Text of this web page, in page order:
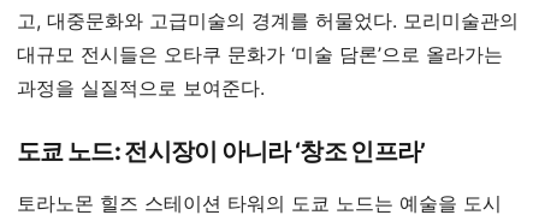
고, 대중문화와 고급미술의 경계를 허물었다. 모리미술관의
대규모 전시들은 오타쿠 문화가 ‘미술 담론’으로 올라가는
과정을 실질적으로 보여준다.
도쿄 노드: 전시장이 아니라 ‘창조 인프라’
토라노몬 힐즈 스테이션 타워의 도쿄 노드는 예술을 도시